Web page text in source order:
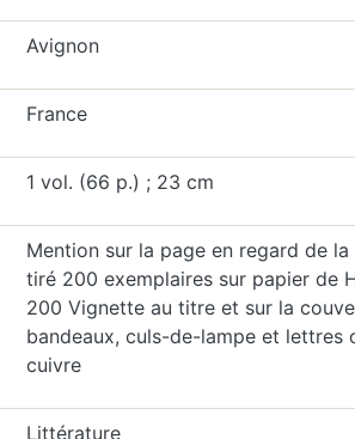
Avignon
France
1 vol. (66 p.) ; 23 cm
Mention sur la page en regard de
tiré 200 exemplaires sur papier de
200 Vignette au titre et sur la
bandeaux, culs-de-lampe et lettres
cuivre
Littérature